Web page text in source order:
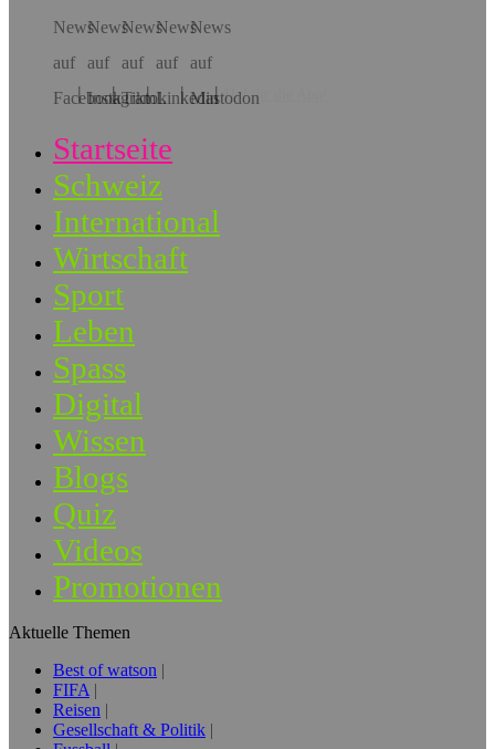
Hol dir die App!
Startseite
Schweiz
International
Wirtschaft
Sport
Leben
Spass
Digital
Wissen
Blogs
Quiz
Videos
Promotionen
Aktuelle Themen
Best of watson
FIFA
Reisen
Gesellschaft & Politik